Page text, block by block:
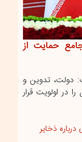
حمایت از
دولت، تدوین و
در اولویت قرار
ذخایر